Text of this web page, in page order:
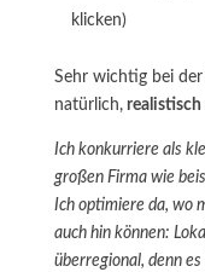
klicken)
Sehr wichtig bei
natürlich,realistisch
Ich konkurriere als
großen Firma wie
Ich optimiere da, wo
auch hin können:
überregional, denn